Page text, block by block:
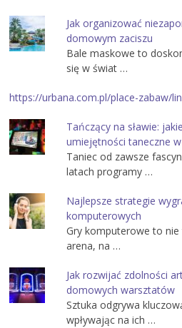
Jak organizować
domowym zaciszu
Bale maskowe to
się w świat …
https://urbana.com.pl/place-zabaw/
Tańczący na sławie:
umiejętności taneczne
Taniec od zawsze
latach programy …
Najlepsze strategie
komputerowych
Gry komputerowe to
arena, na …
Jak rozwijać zdolności
domowych warsztatów
Sztuka odgrywa
wpływając na ich …